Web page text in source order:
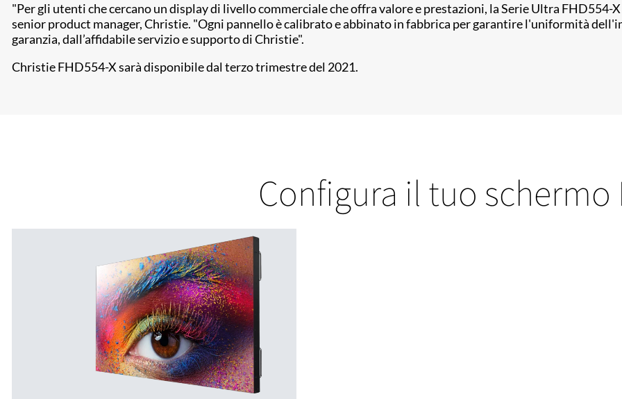
"Per gli utenti che cercano un display di livello commerciale che offra valore e prestazioni, la Serie Ultra FHD554-
senior product manager, Christie. "Ogni pannello è calibrato e abbinato in fabbrica per garantire l'uniformità
garanzia, dall’affidabile servizio e supporto di Christie".
Christie FHD554-X sarà disponibile dal terzo trimestre del 2021.
Configura il tuo schermo